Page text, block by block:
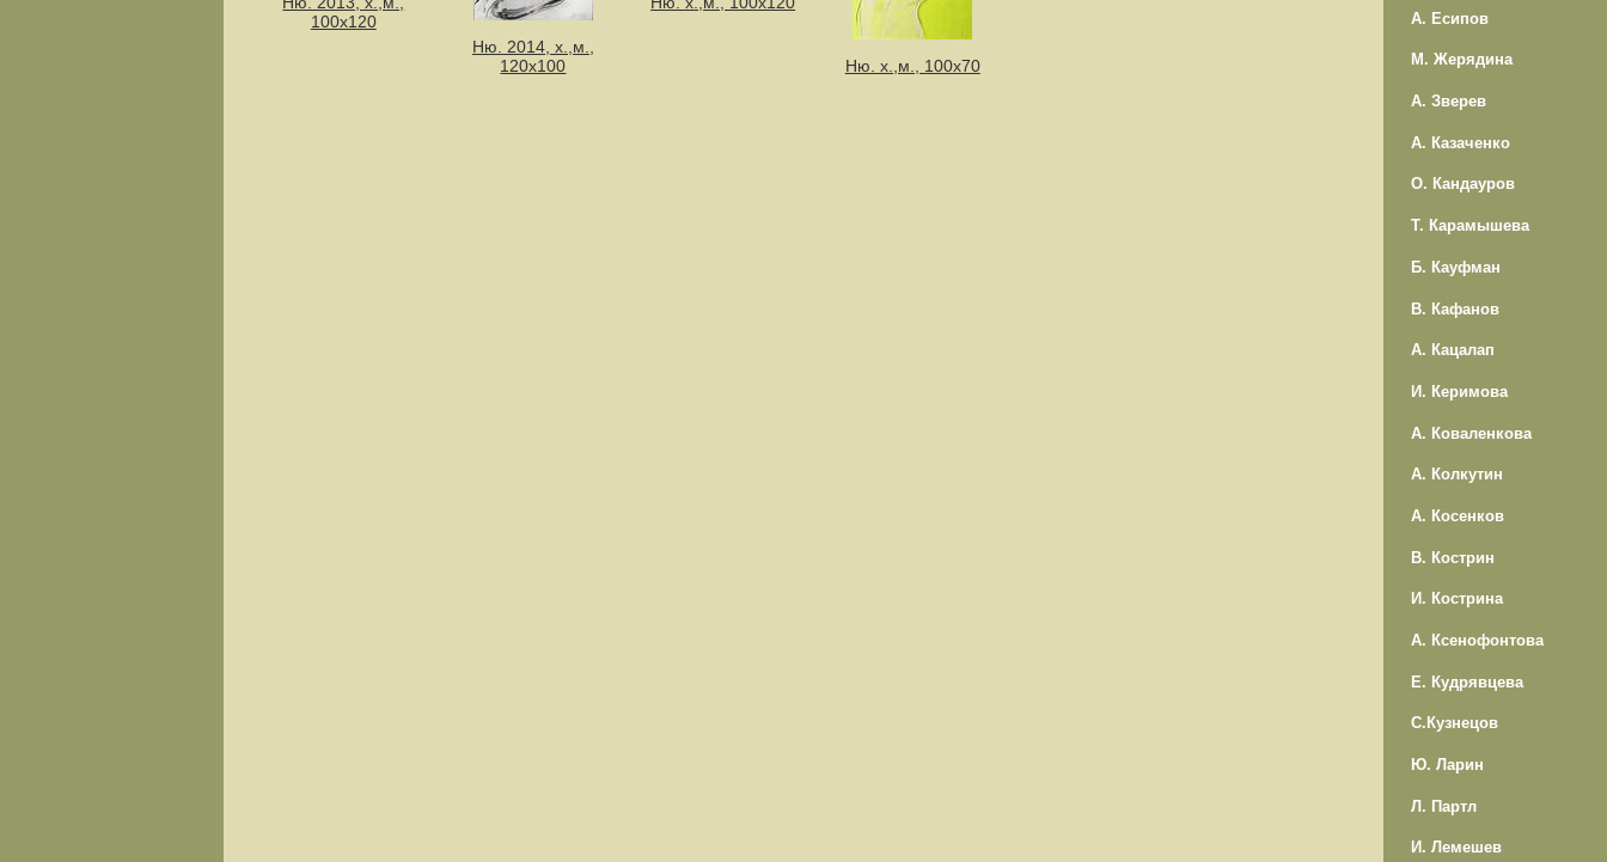
100х120
Ню. 2014, х.,м.,
120х100
Ню. х.,м., 100х70
А. Есипов
М. Жерядина
А. Зверев
А. Казаченко
О. Кандауров
Т. Карамышева
Б. Кауфман
В. Кафанов
А. Кацалап
И. Керимова
А. Коваленкова
А. Колкутин
А. Косенков
В. Кострин
И. Кострина
А. Ксенофонтова
Е. Кудрявцева
С.Кузнецов
Ю. Ларин
Л. Партл
И. Лемешев